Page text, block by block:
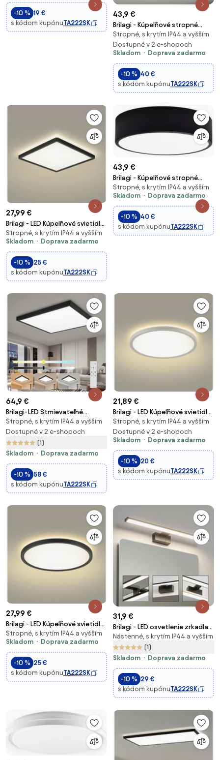
-10 % 19 €
s kódom kupónuTA222SK
43,9 €
Brilagi - Kúpeľňové stropné
svietidlo CLARE
2xE27/24W/230V pr. 30 cm IP54
béžová
Stropné, s krytím IP44 a vyšším
Dostupné v 2 e-shopoch
Skladom
Doprava zadarmo
-10 % 40 €
s kódom kupónuTA222SK
27,99 €
Brilagi - LED Kúpeľňové svietidlo
ULTRA SLIM LED/18W/230V
30x30 cm čierna IP54
Stropné, s krytím IP44 a vyšším
Skladom
Doprava zadarmo
-10 % 25 €
s kódom kupónuTA222SK
43,9 €
Brilagi - Kúpeľňové stropné
svietidlo CLARE
2xE27/24W/230V pr. 30 cm
čierna IP54
Stropné, s krytím IP44 a vyšším
Skladom
Doprava zadarmo
-10 % 40 €
s kódom kupónuTA222SK
64,9 €
Brilagi-LED Stmievateľné
kúpeľňové svietidlo FRAME
SMART LED/50W/230V IP44
čierne + DO
Stropné, s krytím IP44 a vyšším
Dostupné v 2 e-shopoch
(1)
Skladom
Doprava zadarmo
-10 % 58 €
s kódom kupónuTA222SK
21,89 €
Brilagi - LED Kúpeľňové svietidlo
ULTRA SLIM LED/12W/230V pr.
22,5 cm biela IP54
Stropné, s krytím IP44 a vyšším
Dostupné v 2 e-shopoch
Skladom
Doprava zadarmo
-10 % 20 €
s kódom kupónuTA222SK
27,99 €
Brilagi - LED Kúpeľňové svietidlo
ULTRA SLIM LED/18W/230V pr. 30
cm čierna IP54
Stropné, s krytím IP44 a vyšším
Skladom
Doprava zadarmo
-10 % 25 €
s kódom kupónuTA222SK
31,9 €
Brilagi - LED osvetlenie zrkadla
do kúpeľne VESTRA
LED/12W/230V 60 cm IP44
čierna
Nástenné, s krytím IP44 a vyšším
(1)
Skladom
Doprava zadarmo
-10 % 29 €
s kódom kupónuTA222SK